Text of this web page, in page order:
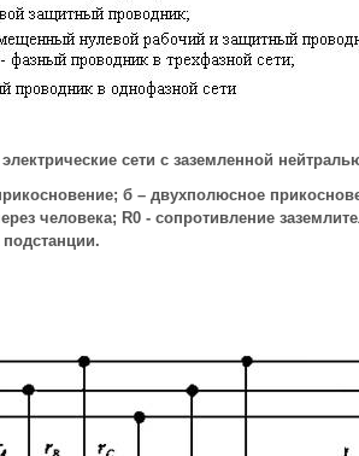
сети с заземленной
б – двухполюсное
человека; R0 - сопротивление